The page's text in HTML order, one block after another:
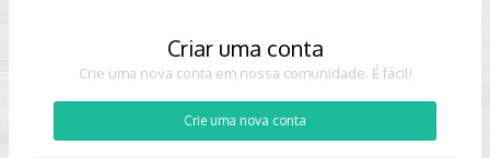
Criar uma conta
Crie uma nova conta em nossa comunidade. É fácil!
Crie uma nova conta